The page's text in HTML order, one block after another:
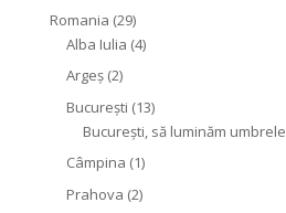
Romania (29)
Alba Iulia (4)
Argeș(2)
București (13)
București, să luminăm umbrele
Câmpina (1)
Prahova (2)